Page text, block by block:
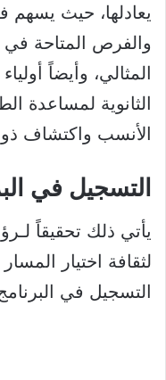
يعادلها، حيث
والفرص المتاحة في
المثالي، وأيضاً
الثانوية لمساعدة
الأنسب واكتشاف
التسجيل في
لثقافة اختيار
التسجيل في البرنامج حتى